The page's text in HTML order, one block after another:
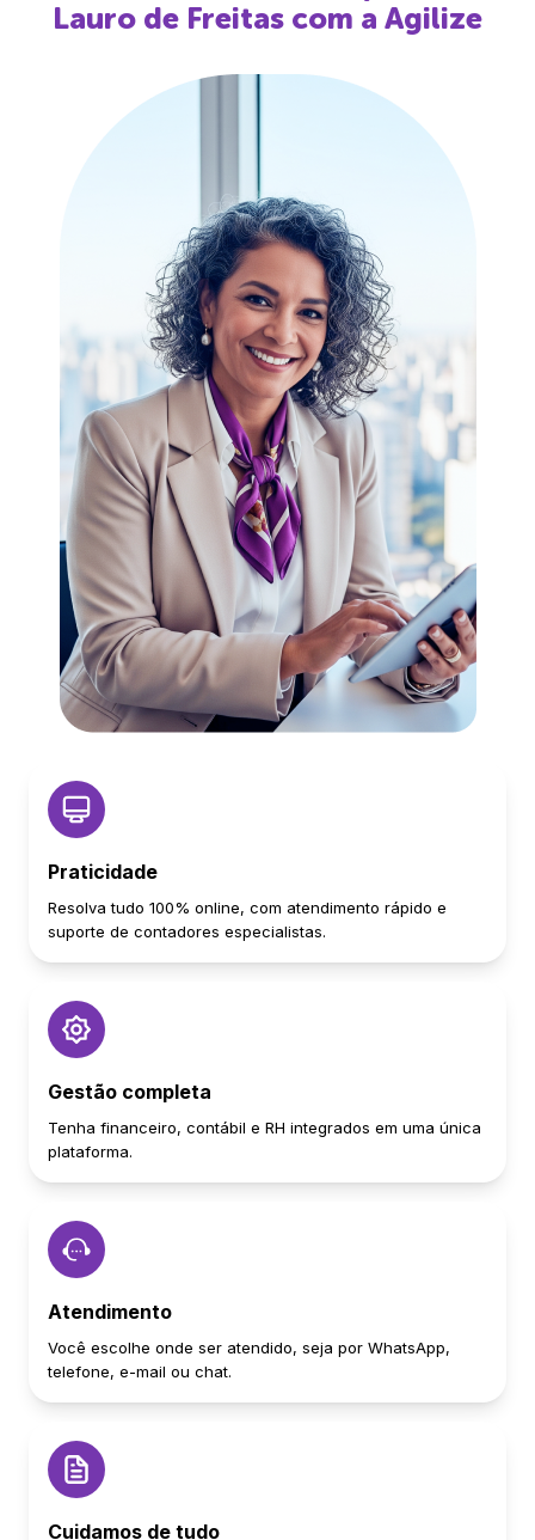
Lauro de Freitas com a Agilize
Praticidade
Resolva tudo 100% online, com atendimento rápido e
suporte de contadores especialistas.
Gestão completa
Tenha financeiro, contábil e RH integrados em uma única
plataforma.
Atendimento
Você escolhe onde ser atendido, seja por WhatsApp,
telefone, e-mail ou chat.
Cuidamos de tudo